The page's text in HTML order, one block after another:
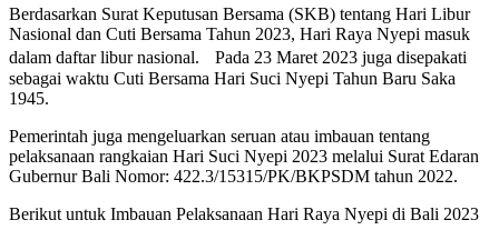
Berdasarkan Surat Keputusan Bersama (SKB) tentang Hari Libur
Nasional dan Cuti Bersama Tahun 2023, Hari Raya Nyepi masuk
dalam daftar libur nasional. Pada 23 Maret 2023 juga disepakati
sebagai waktu Cuti Bersama Hari Suci Nyepi Tahun Baru Saka
1945.
Pemerintah juga mengeluarkan seruan atau imbauan tentang
pelaksanaan rangkaian Hari Suci Nyepi 2023 melalui Surat Edaran
Gubernur Bali Nomor: 422.3/15315/PK/BKPSDM tahun 2022.
Berikut untuk Imbauan Pelaksanaan Hari Raya Nyepi di Bali 2023